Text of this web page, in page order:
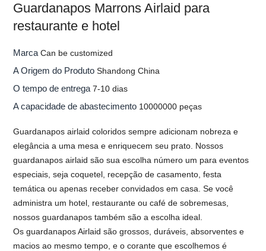
Guardanapos Marrons Airlaid para
restaurante e hotel
MarcaCan be customized
A Origem do ProdutoShandong China
O tempo de entrega7-10 dias
A capacidade de abastecimento 10000000 peças
Guardanapos airlaid coloridos sempre adicionam nobreza e
elegância a uma mesa e enriquecem seu prato. Nossos
guardanapos airlaid são sua escolha número um para eventos
especiais, seja coquetel, recepção de casamento, festa
temática ou apenas receber convidados em casa. Se você
administra um hotel, restaurante ou café de sobremesas,
nossos guardanapos também são a escolha ideal.
Os guardanapos Airlaid são grossos, duráveis, absorventes e
macios ao mesmo tempo, e o corante que escolhemos é